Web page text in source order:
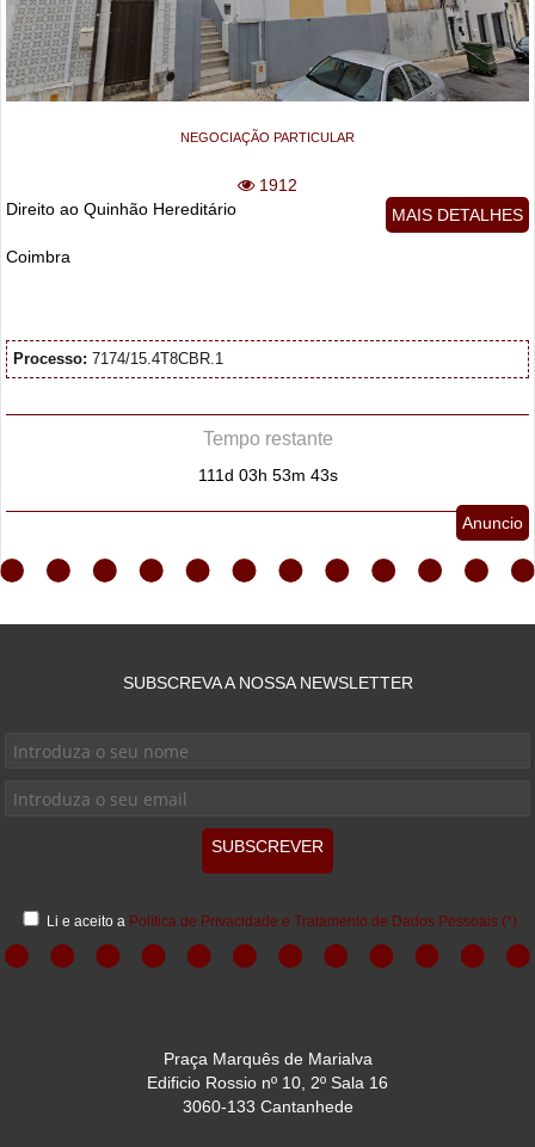
NEGOCIAÇÃO PARTICULAR
1912
MAIS DETALHES
Direito ao Quinhão Hereditário
Coimbra
Processo: 7174/15.4T8CBR.1
Tempo restante
111d 03h 53m 42s
Anuncio
SUBSCREVA A NOSSA NEWSLETTER
SUBSCREVER
Li e aceito a Política de Privacidade e Tratamento de Dados Pessoais (*)
Praça Marquês de Marialva
Edificio Rossio nº 10, 2º Sala 16
3060-133 Cantanhede